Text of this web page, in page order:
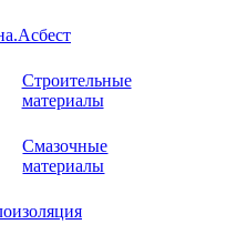
Строительные
материалы
Смазочные
материалы